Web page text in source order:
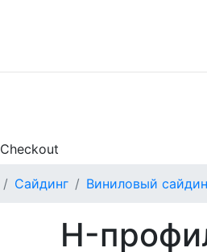
Checkout
Сайдинг Виниловый
H-